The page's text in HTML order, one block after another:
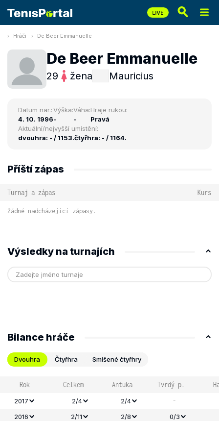
Hráči De Beer Emmanuelle
De Beer Emmanuelle
29 žena Mauricius
Datum nar.:
4. 10. 1996
Výška:
-
Váha:
-
Hraje rukou:
Pravá
Aktuální/nejvyšší umístění:
dvouhra: - / 1153.čtyřhra: - / 1164.
Příští zápas
Turnaj a zápas Kurs
Žádné nadcházející zápasy.
Výsledky na turnajích
Bilance hráče
Dvouhra Čtyřhra Smíšené čtyřhry
Rok Celkem Antuka Tvrdý p.
2017 2/4 2/4 -
2016 2/11 2/8
0/3